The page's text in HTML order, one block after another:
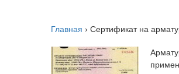
Главная › Сертификат на